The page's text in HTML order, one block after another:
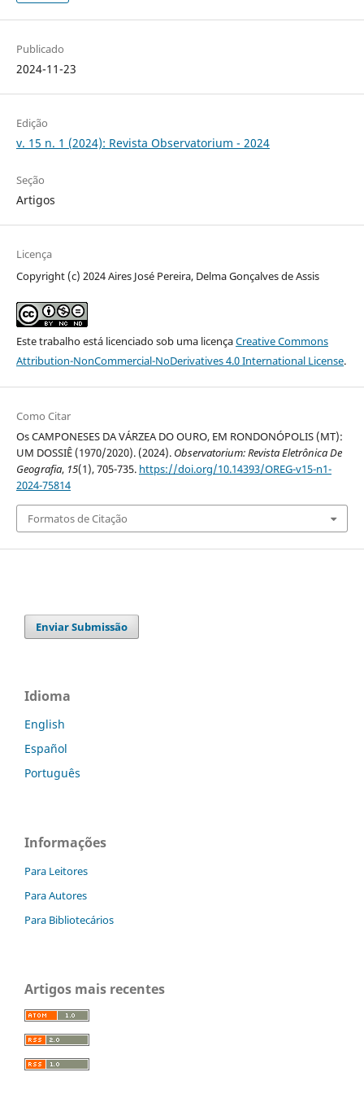
Publicado
2024-11-23
Edição
v. 15 n. 1 (2024): Revista Observatorium - 2024
Seção
Artigos
Licença
Copyright (c) 2024 Aires José Pereira, Delma Gonçalves de Assis
Este trabalho está licenciado sob uma licençaCreative Commons
Attribution-NonCommercial-NoDerivatives 4.0 International License.
Como Citar
Os CAMPONESES DA VÁRZEA DO OURO, EM RONDONÓPOLIS (MT):
UM DOSSIÊ (1970/2020). (2024). Observatorium: Revista Eletrônica De
Geografia, 15(1), 705-735. https://doi.org/10.14393/OREG-v15-n1-
2024-75814
Formatos de Citação
Enviar Submissão
Idioma
English
Español
Português
Informações
Para Leitores
Para Autores
Para Bibliotecários
Artigos mais recentes